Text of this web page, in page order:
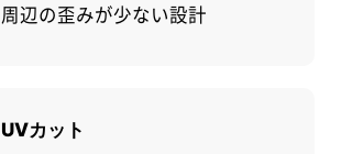
周辺の歪みが少ない設計
UVカット